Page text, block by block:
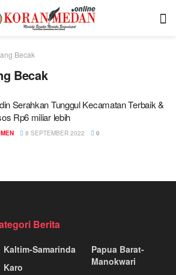
Becak
Becak
Serahkan Tunggul Kecamatan Terbaik &
Rp6 miliar lebih
8 SEPTEMBER 2022 0
Berita
Kaltim-Samarinda
Karo
Papua Barat-
Manokwari